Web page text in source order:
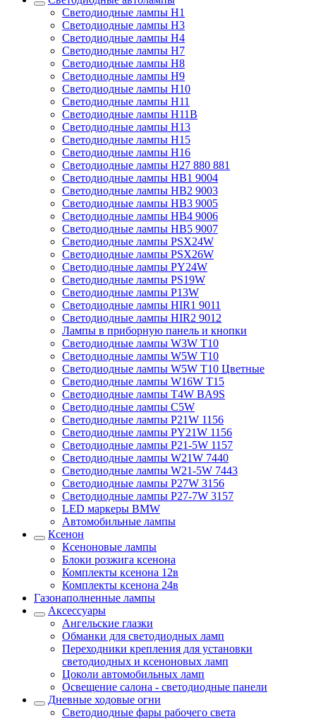
Светодиодные лампы H1
Светодиодные лампы H3
Светодиодные лампы H4
Светодиодные лампы H7
Светодиодные лампы H8
Светодиодные лампы H9
Светодиодные лампы H10
Светодиодные лампы H11
Светодиодные лампы H11B
Светодиодные лампы H13
Светодиодные лампы H15
Светодиодные лампы H16
Светодиодные лампы H27 880 881
Светодиодные лампы HB1 9004
Светодиодные лампы HB2 9003
Светодиодные лампы HB3 9005
Светодиодные лампы HB4 9006
Светодиодные лампы HB5 9007
Светодиодные лампы PSX24W
Светодиодные лампы PSX26W
Светодиодные лампы PY24W
Светодиодные лампы PS19W
Светодиодные лампы P13W
Светодиодные лампы HIR1 9011
Светодиодные лампы HIR2 9012
Лампы в приборную панель и кнопки
Светодиодные лампы W3W T10
Светодиодные лампы W5W T10
Светодиодные лампы W5W T10 Цветные
Светодиодные лампы W16W T15
Светодиодные лампы T4W BA9S
Светодиодные лампы C5W
Светодиодные лампы P21W 1156
Светодиодные лампы PY21W 1156
Светодиодные лампы P21-5W 1157
Светодиодные лампы W21W 7440
Светодиодные лампы W21-5W 7443
Светодиодные лампы P27W 3156
Светодиодные лампы P27-7W 3157
LED маркеры BMW
Автомобильные лампы
Ксенон
Ксеноновые лампы
Блоки розжига ксенона
Комплекты ксенона 12в
Комплекты ксенона 24в
Газонаполненные лампы
Аксессуары
Ангельские глазки
Обманки для светодиодных ламп
Переходники крепления для установки
светодиодных и ксеноновых ламп
Цоколи автомобильных ламп
Освещение салона - светодиодные панели
Дневные ходовые огни
Светодиодные фары рабочего света